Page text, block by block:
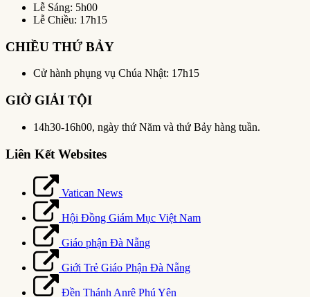
Lễ Sáng: 5h00
Lễ Chiều: 17h15
CHIỀU THỨ BẢY
Cử hành phụng vụ Chúa Nhật: 17h15
GIỜ GIẢI TỘI
14h30-16h00, ngày thứ Năm và thứ Bảy hàng tuần.
Liên Kết Websites
Vatican News
Hội Đồng Giám Mục Việt Nam
Giáo phận Đà Nẵng
Giới Trẻ Giáo Phận Đà Nẵng
Đền Thánh Anrê Phú Yên